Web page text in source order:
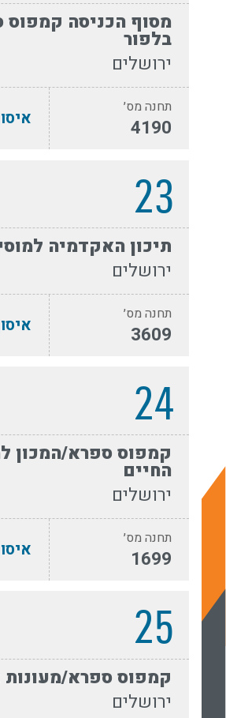
מסוף הכניסה
בלפור
ירושלים
תחנה מס׳
4190
23
תיכון האקדמיה
ירושלים
תחנה מס׳
3609
24
קמפוס ספרא/המכון
החיים
ירושלים
תחנה מס׳
1699
25
קמפוס ספרא/מעונות
ירושלים